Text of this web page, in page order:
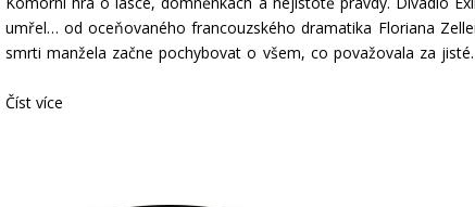
umřel… od oceňovaného francouzského dramatika Floriana
smrti manžela začne pochybovat o všem, co považovala za jisté.
Číst více